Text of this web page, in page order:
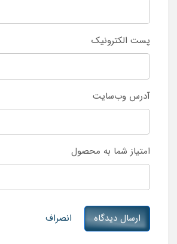
پست الکترونیک
آدرس وب‌سایت
امتیاز شما به محصول
ارسال دیدگاه انصراف